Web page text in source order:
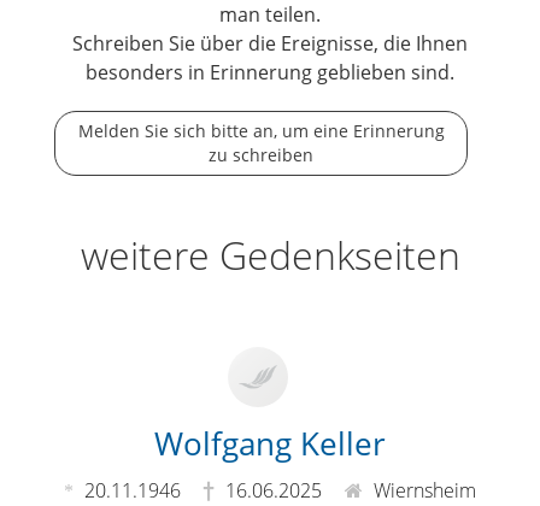
man teilen.
Schreiben Sie über die Ereignisse, die Ihnen
besonders in Erinnerung geblieben sind.
Melden Sie sich bitte an, um eine Erinnerung
zu schreiben
weitere Gedenkseiten
Wolfgang Keller
20.11.1946 16.06.2025 Wiernsheim